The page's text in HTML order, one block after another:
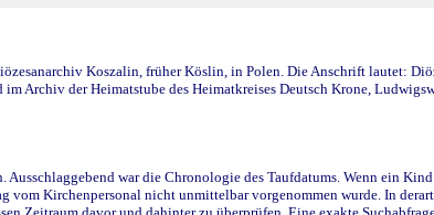
Koszalin, früher Köslin, in Polen. Die Anschrift lautet:
Archiv der Heimatstube des Heimatkreises Deutsch Krone,
war die Chronologie des Taufdatums. Wenn ein
vom Kirchenpersonal nicht unmittelbar vorgenommen wurde. In